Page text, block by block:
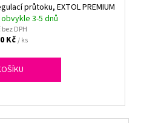
průtoku, EXTOL PREMIUM
3-5 dnů
DPH
Kč/ ks